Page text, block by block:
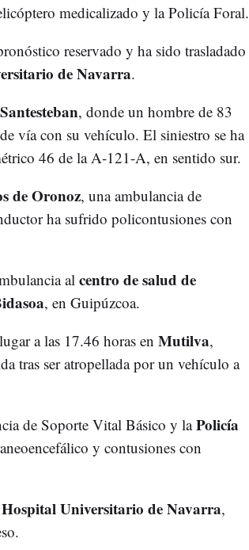
medicalizado y la Policía Foral.
reservado y ha sido trasladado
de Navarra.
Santesteban, donde un hombre de 83
vía con su vehículo. El siniestro se ha
46 de la A-121-A, en sentido sur.
de Oronoz, una ambulancia de
ha sufrido policontusiones con
al centro de salud de
, en Guipúzcoa.
a las 17.46 horas en Mutilva,
tras ser atropellada por un vehículo a
de Soporte Vital Básico y laPolicía
y contusiones con
Hospital Universitario de Navarra,